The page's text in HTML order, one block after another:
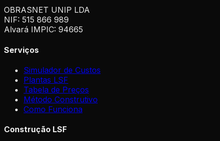
OBRASNET UNIP LDA
NIF: 515 866 989
Alvará IMPIC: 94665
Serviços
Simulador de Custos
Plantas LSF
Tabela de Preços
Método Construtivo
Como Funciona
Construção LSF